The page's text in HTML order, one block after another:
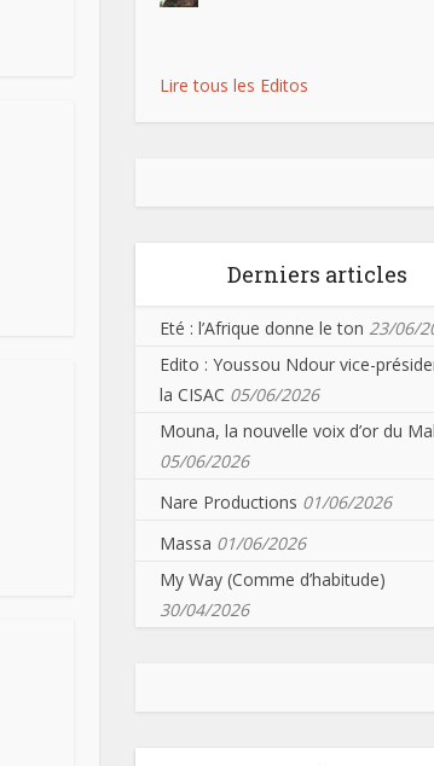
Lire tous les Editos
Derniers articles
Eté : l’Afrique donne le ton 23/06/
Edito : Youssou Ndour vice-
la CISAC 05/06/2026
Mouna, la nouvelle voix d’or du
05/06/2026
Nare Productions 01/06/2026
Massa 01/06/2026
My Way (Comme d’habitude)
30/04/2026